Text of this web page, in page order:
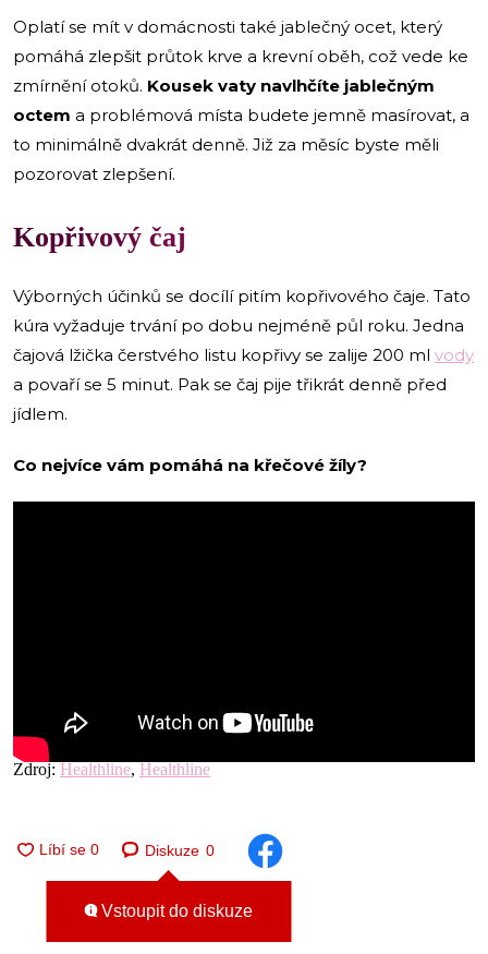
Oplatí se mít v domácnosti také jablečný ocet, který
pomáhá zlepšit průtok krve a krevní oběh, což vede ke
zmírnění otoků. Kousek vaty navlhčíte jablečným
octem a problémová místa budete jemně masírovat, a
to minimálně dvakrát denně. Již za měsíc byste měli
pozorovat zlepšení.
Kopřivový čaj
Výborných účinků se docílí pitím kopřivového čaje. Tato
kúra vyžaduje trvání po dobu nejméně půl roku. Jedna
čajová lžička čerstvého listu kopřivy se zalije 200 ml vody
a povaří se 5 minut. Pak se čaj pije třikrát denně před
jídlem.
Co nejvíce vám pomáhá na křečové žíly?
Zdroj: Healthline, Healthline
Diskuze 0
Vstoupit do diskuze